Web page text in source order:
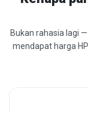
Bukan rahasia lagi
mendapat harga